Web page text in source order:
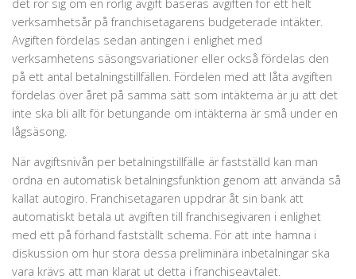
det rör sig om en rörlig avgift baseras avgiften för ett helt
verksamhetsår på franchisetagarens budgeterade intäkter.
Avgiften fördelas sedan antingen i enlighet med
verksamhetens säsongsvariationer eller också fördelas den
på ett antal betalningstillfällen. Fördelen med att låta avgiften
fördelas över året på samma sätt som intäkterna är ju att det
inte ska bli allt för betungande om intäkterna är små under en
lågsäsong.
När avgiftsnivån per betalningstillfälle är fastställd kan man
ordna en automatisk betalningsfunktion genom att använda så
kallat autogiro. Franchisetagaren uppdrar åt sin bank att
automatiskt betala ut avgiften till franchisegivaren i enlighet
med ett på förhand fastställt schema. För att inte hamna i
diskussion om hur stora dessa preliminära inbetalningar ska
vara krävs att man klarat ut detta i franchiseavtalet.